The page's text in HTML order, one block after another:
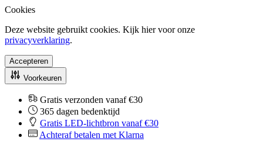
Cookies
Deze website gebruikt cookies. Kijk hier voor onze
privacyverklaring.
Accepteren
Voorkeuren
Gratis verzonden vanaf €30
365 dagen bedenktijd
Gratis LED-lichtbron vanaf €30
Achteraf betalen met Klarna